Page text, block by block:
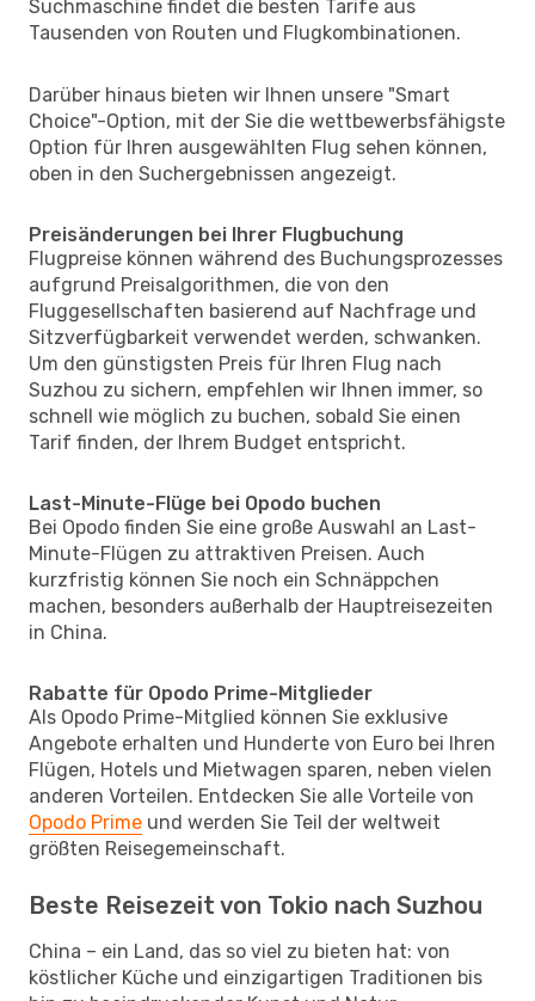
Suchmaschine findet die besten Tarife aus
Tausenden von Routen und Flugkombinationen.
Darüber hinaus bieten wir Ihnen unsere "Smart
Choice"-Option, mit der Sie die wettbewerbsfähigste
Option für Ihren ausgewählten Flug sehen können,
oben in den Suchergebnissen angezeigt.
Preisänderungen bei Ihrer Flugbuchung
Flugpreise können während des Buchungsprozesses
aufgrund Preisalgorithmen, die von den
Fluggesellschaften basierend auf Nachfrage und
Sitzverfügbarkeit verwendet werden, schwanken.
Um den günstigsten Preis für Ihren Flug nach
Suzhou zu sichern, empfehlen wir Ihnen immer, so
schnell wie möglich zu buchen, sobald Sie einen
Tarif finden, der Ihrem Budget entspricht.
Last-Minute-Flüge bei Opodo buchen
Bei Opodo finden Sie eine große Auswahl an Last-
Minute-Flügen zu attraktiven Preisen. Auch
kurzfristig können Sie noch ein Schnäppchen
machen, besonders außerhalb der Hauptreisezeiten
in China.
Rabatte für Opodo Prime-Mitglieder
Als Opodo Prime-Mitglied können Sie exklusive
Angebote erhalten und Hunderte von Euro bei Ihren
Flügen, Hotels und Mietwagen sparen, neben vielen
anderen Vorteilen. Entdecken Sie alle Vorteile von
Opodo Prime und werden Sie Teil der weltweit
größten Reisegemeinschaft.
Beste Reisezeit von Tokio nach Suzhou
China – ein Land, das so viel zu bieten hat: von
köstlicher Küche und einzigartigen Traditionen bis